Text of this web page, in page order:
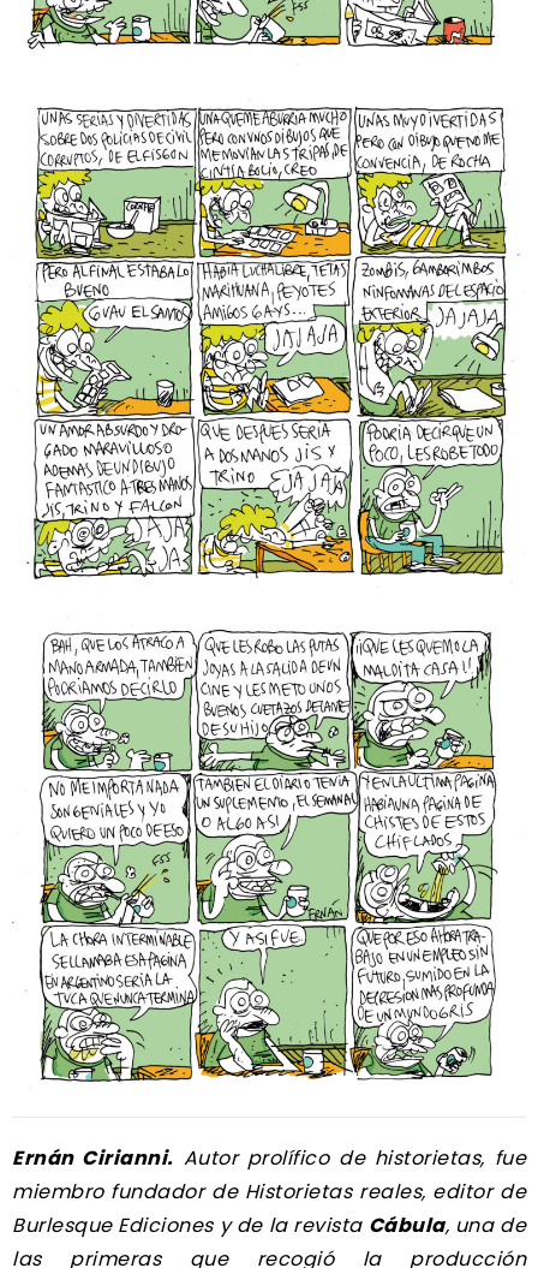
Ernán Cirianni. Autor prolífico de historietas, fue
miembro fundador de Historietas reales, editor de
Burlesque Ediciones y de la revista Cábula, una de
las primeras que recogió la producción